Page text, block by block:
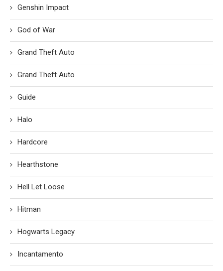
Genshin Impact
God of War
Grand Theft Auto
Grand Theft Auto
Guide
Halo
Hardcore
Hearthstone
Hell Let Loose
Hitman
Hogwarts Legacy
Incantamento